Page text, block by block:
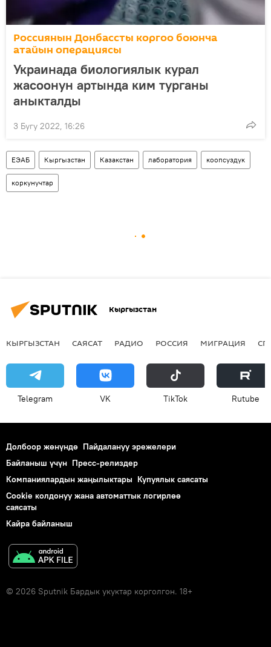
Россиянын Донбассты коргоо боюнча
атайын операциясы
Украинада биологиялык курал
жасоонун артында ким турганы
аныкталды
3 Бугу 2022, 16:26
ЕЭАБ Кыргызстан Казакстан лаборатория коопсуздук
коркунучтар
Кыргызстан
КЫРГЫЗСТАН САЯСАТ РАДИО РОССИЯ МИГРАЦИЯ
Telegram VK ТikТоk Rutube
Долбоор жөнүндө Пайдалануу эрежелери
Байланыш үчүн Пресс-релиздер
Компаниялардын жаңылыктары Купуялык саясаты
Cookie колдонуу жана автоматтык логирлөө
саясаты
Кайра байланыш
© 2026 Sputnik Бардык укуктар корголгон. 18+